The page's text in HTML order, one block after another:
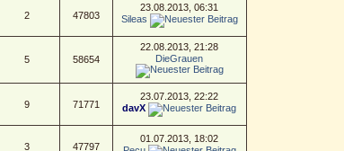
2 47803
23.08.2013, 06:31
Sileas
5 58654
22.08.2013, 21:28
DieGrauen
9 71771
23.07.2013, 22:22
davX
3 47797
01.07.2013, 18:02